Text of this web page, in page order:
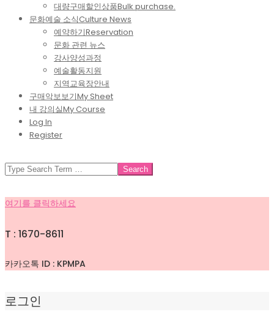
대량구매할인상품Bulk purchase.
문화예술 소식Culture News
예약하기Reservation
문화 관련 뉴스
강사양성과정
예술활동지원
지역교육장안내
구매악보보기My Sheet
내 강의실My Course
Log In
Register
SEARCH
여기를 클릭하세요
T : 1670-8611
카카오톡 ID : KPMPA
로그인